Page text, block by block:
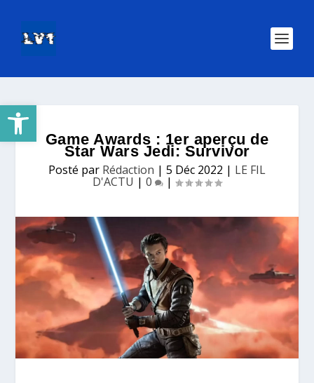
Ouvrir la barre d’outils
Game Awards : 1er aperçu de
Star Wars Jedi: Survivor
Posté par Rédaction | 5 Déc 2022 | LE FIL
D'ACTU | 0 |